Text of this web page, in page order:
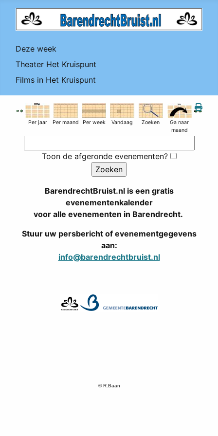
Deze week
Theater Het Kruispunt
Films in Het Kruispunt
Per jaar Per maand Per week Vandaag Zoeken
Ga naar
maand
Toon de afgeronde evenementen?
BarendrechtBruist.nl is een gratis
evenementenkalender
voor alle evenementen in Barendrecht.
Stuur uw persbericht of evenementgegevens
aan:
info@barendrechtbruist.nl
© R.Baan